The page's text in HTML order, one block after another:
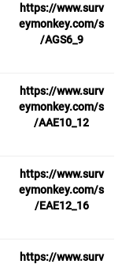
https://www.surv
eymonkey.com/s
/AGS6_9
https://www.surv
eymonkey.com/s
/AAE10_12
https://www.surv
eymonkey.com/s
/EAE12_16
https://www.surv